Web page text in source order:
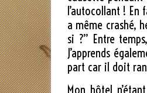
l’autocollant !
a même crashé,
si ?” Entre
J’apprends
part car il doit
Mon hôtel